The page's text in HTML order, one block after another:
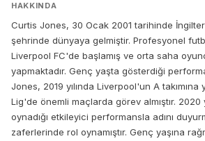
HAKKINDA
Curtis Jones, 30 Ocak 2001 tarihinde
şehrinde dünyaya gelmiştir. Profesyonel
Liverpool FC'de başlamış ve orta saha
yapmaktadır. Genç yaşta gösterdiği
Jones, 2019 yılında Liverpool'un A
Lig'de önemli maçlarda görev almıştır. 2020
oynadığı etkileyici performansla adını
zaferlerinde rol oynamıştır. Genç yaşına